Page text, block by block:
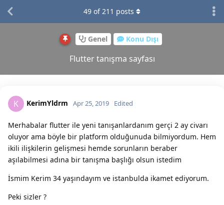
Genel Konu Dışı
Flutter tanışma sayfası
49 of211 posts
K KerimYldrm Apr 25, 2019 Edited
Merhabalar flutter ile yeni tanışanlardanım gerçi 2 ay civarı
oluyor ama böyle bir platform olduğunuda bilmiyordum. Hem
ikili ilişkilerin gelişmesi hemde sorunların beraber
aşılabilmesi adına bir tanışma başlığı olsun istedim
İsmim Kerim 34 yaşındayım ve istanbulda ikamet ediyorum.
Peki sizler ?